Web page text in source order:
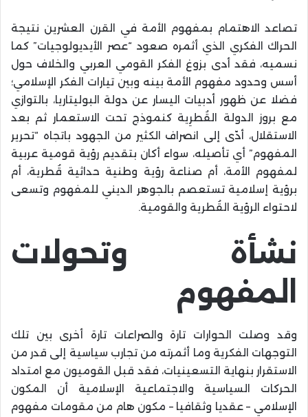
تصاعد الاهتمام بمفهوم الأمة في القرن العشرين نتيجة
الحراك الفكري الذي أثمره صعود “عصر الأيديولوجيات” كما
نسميه، فقد أدى بزوغ الفكر القومي العربي والخلاف حول
أسس وحدود مفهوم الأمة بينه وبين تيارات الفكر الإسلامي؛
فضلا عن ظهور أدبيات اليسار عن دولة البوليتاريا، بالتوازي
مع بروز الدولة القُطرِية كنموذج تحت الاستعمار ثم بعد
الاستقلال، أدّى إلى انصراف الكثير من الجهود باتجاه “تحرير
المفهوم” أي تأصيله، سواء أكان بتقديم رؤية قومية عربية
لمفهوم الأمة، أم صناعة رؤية وطنية حداثية قُطرية، أم
برؤية إسلامية تستعصم بالجوهر الديني للمفهوم وتسعى
لاحتواء الرؤية القُطرية والقومية.
نشأة وتحولات
المفهوم
وقد وصلت الحوارات تارة والصراعات تارة أخرى بين تلك
التوجهات الفكرية وما أثمرته من تجارب سياسية إلى قدر من
الاستقرار بنهاية التسعينيات، فقد قبل القوميون مع امتداد
الحركات السياسية والاجتماعية الإسلامية أن المكون
الإسلامي – عقديا وثقافيا – مكون هام من مقومات مفهوم